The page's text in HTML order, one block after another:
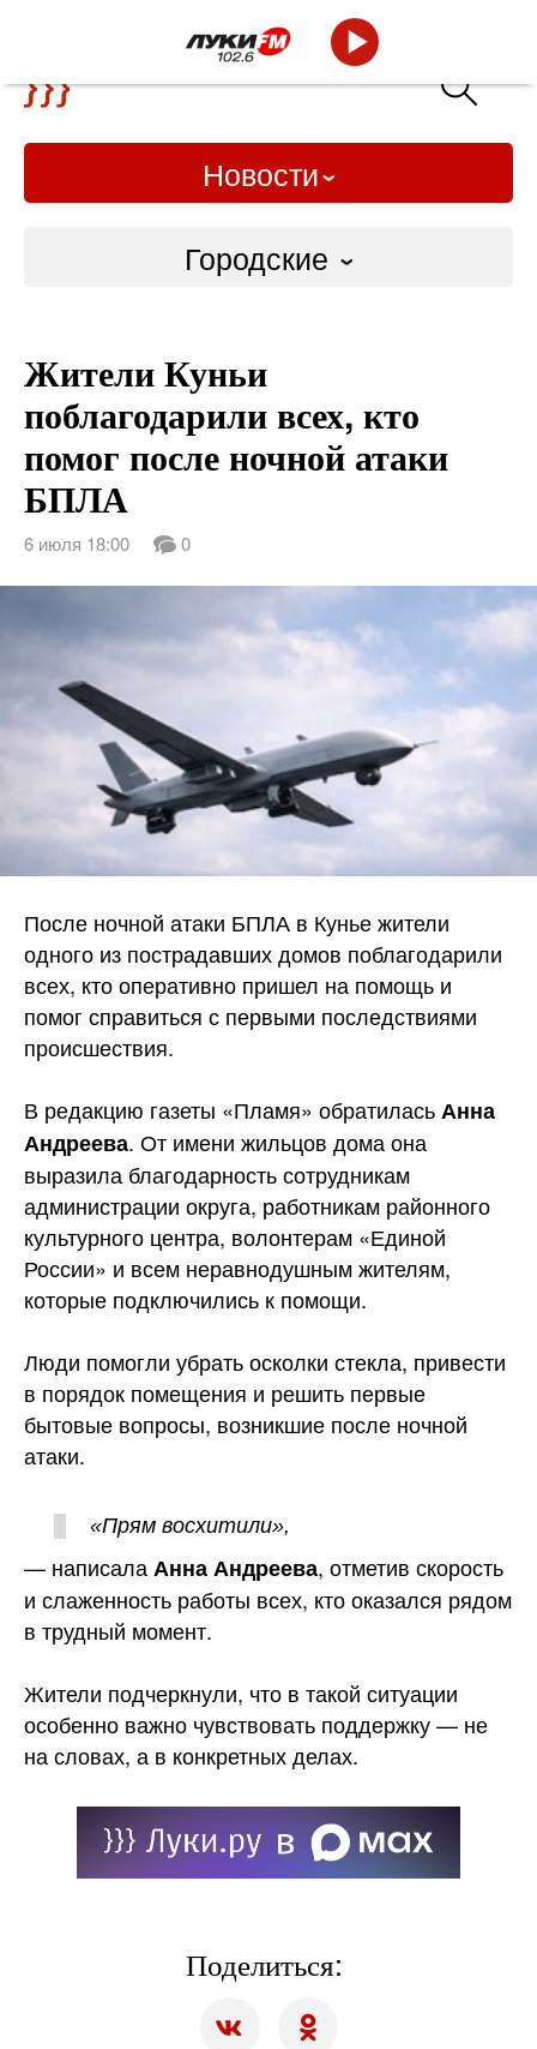
Новости
Городские
Слово Дело
Народные
Жители Куньи
поблагодарили всех, кто
помог после ночной атаки
БПЛА
6 июля 18:00 0
После ночной атаки БПЛА в Кунье жители
одного из пострадавших домов поблагодарили
всех, кто оперативно пришел на помощь и
помог справиться с первыми последствиями
происшествия.
В редакцию газеты «Пламя» обратиласьАнна
Андреева. От имени жильцов дома она
выразила благодарность сотрудникам
администрации округа, работникам районного
культурного центра, волонтерам «Единой
России» и всем неравнодушным жителям,
которые подключились к помощи.
Люди помогли убрать осколки стекла, привести
в порядок помещения и решить первые
бытовые вопросы, возникшие после ночной
атаки.
«Прям восхитили»,
— написалаАнна Андреева, отметив скорость
и слаженность работы всех, кто оказался рядом
в трудный момент.
Жители подчеркнули, что в такой ситуации
особенно важно чувствовать поддержку — не
на словах, а в конкретных делах.
Поделиться: